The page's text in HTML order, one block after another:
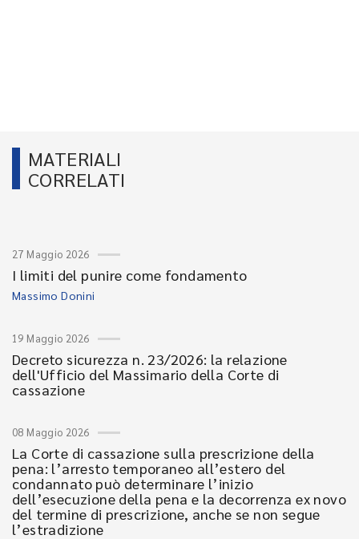
MATERIALI
CORRELATI
27 Maggio 2026
I limiti del punire come fondamento
Massimo Donini
19 Maggio 2026
Decreto sicurezza n. 23/2026: la relazione
dell'Ufficio del Massimario della Corte di
cassazione
08 Maggio 2026
La Corte di cassazione sulla prescrizione della
pena: l’arresto temporaneo all’estero del
condannato può determinare l’inizio
dell’esecuzione della pena e la decorrenza ex novo
del termine di prescrizione, anche se non segue
l’estradizione